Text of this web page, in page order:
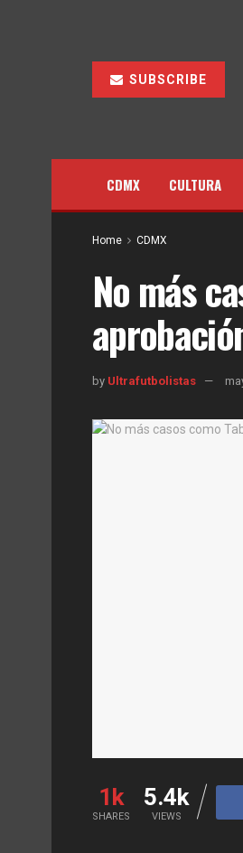
SUBSCRIBE
CDMX CULTURA
Home CDMX
No más
by Ultrafutbolistas
1k
SHARES
5.4k
VIEWS